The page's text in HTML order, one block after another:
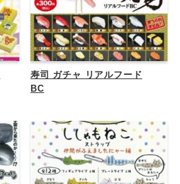
寿司 ガチャ リアルフード
BC